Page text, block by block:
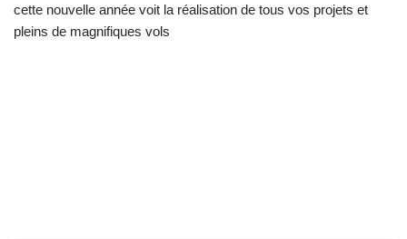
cette nouvelle année voit la réalisation de tous vos projets et
pleins de magnifiques vols